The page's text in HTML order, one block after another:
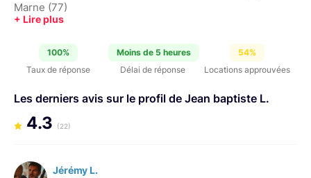
Marne (77)
100%
Taux de réponse
Moins de 5 heures
Délai de réponse
54%
Locations approuvées
Les derniers avis sur le profil de Jean baptiste L.
4.3 (22)
Jérémy L.